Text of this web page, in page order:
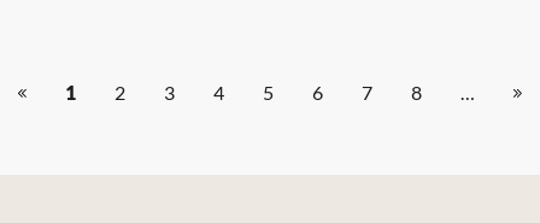
1 2 3 4 5 6 7 8 …